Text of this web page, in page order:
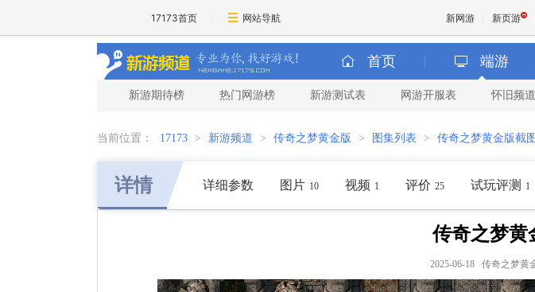
17173首页 网站导航 新网游 新页游
首页 端游
新游期待榜 热门网游榜 新游测试表 网游开服表 怀旧频道
当前位置： 17173 > 新游频道 > 传奇之梦黄金版 > 图集列表 > 传奇之梦黄金版截图
详情 详细参数 图片 10 视频 1 评价 25 试玩评测 1
传奇之梦黄
2025-06-18 传奇之梦黄